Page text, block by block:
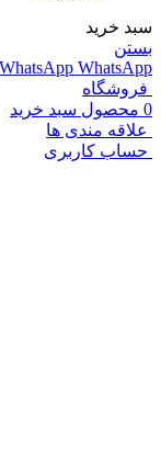
سبد خرید
بستن
WhatsApp WhatsApp
فروشگاه
0 محصول سبد خرید
علاقه مندی ها
حساب کاربری